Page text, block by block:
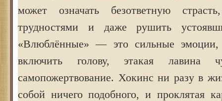
может означать безответную
трудностями и даже рушить
«Влюблённые» — это сильные
включить голову, этакая лавина
самопожертвование. Хокинс ни разу в
собой ничего подобного, и проклятая